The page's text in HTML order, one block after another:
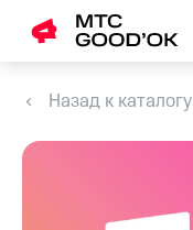
Назад к каталогу